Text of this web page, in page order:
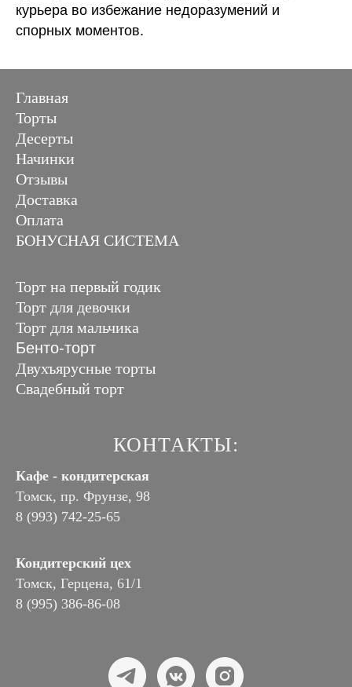
курьера во избежание недоразумений и
спорных моментов.
Главная
Торты
Десерты
Начинки
Отзывы
Доставка
Оплата
БОНУСНАЯ СИСТЕМА
Торт на первый годик
Торт для девочки
Торт для мальчика
Бенто-торт
Двухъярусные торты
Свадебный торт
КОНТАКТЫ:
Кафе - кондитерская
Томск, пр. Фрунзе, 98
8 (993) 742-25-65
Кондитерский цех
Томск, Герцена, 61/1
8 (995) 386-86-08